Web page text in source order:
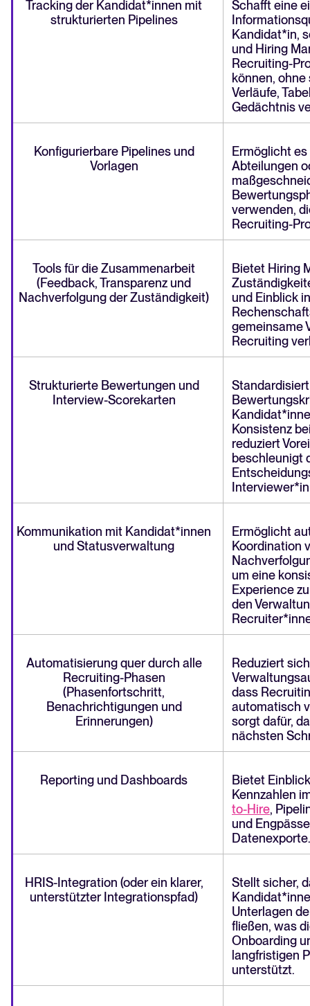
Tracking der Kandidat*innen mit
strukturierten Pipelines
Schafft eine
Kandidat*in,
und Hiring
Recruiting-
können,
Verläufe,
Gedächtnis
Konfigurierbare Pipelines und
Vorlagen
Ermöglicht
Abteilungen
verwenden,
Recruiting-
Tools für die Zusammenarbeit
(Feedback, Transparenz und
Nachverfolgung der Zuständigkeit)
Bietet Hiring
und Einblick
gemeinsame
Recruiting
Strukturierte Bewertungen und
Interview-Scorekarten
Konsistenz
reduziert
beschleunigt
Kommunikation mit Kandidat*innen
und Statusverwaltung
Ermöglicht
Koordination
um eine
Experience
den
Automatisierung quer durch alle
Recruiting-Phasen
(Phasenfortschritt,
Benachrichtigungen und
Erinnerungen)
Reduziert
dass
automatisch
sorgt dafür,
nächsten
Reporting und Dashboards
Bietet
Kennzahlen
to-Hire,
und
Datenexporte.
HRIS-Integration (oder ein klarer,
unterstützter Integrationspfad)
Stellt sicher,
Unterlagen
fließen, was
Onboarding
langfristigen
unterstützt.